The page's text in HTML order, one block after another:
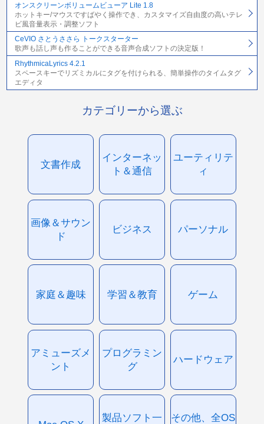
オンスクリーンボリュームビューア Lite 1.8
ホットキー/マウスですばやく操作でき、カスタマイズ自由度の高いテレ
ビ風音量表示・調整ソフト
CeVIO さとうささら トークスターター
歌声も話し声も作ることができる音声合成ソフトの決定版！
RhythmicaLyrics 4.2.1
スペースキーでリズミカルにタグを付けられる、簡単操作のタイムタグ
エディタ
カテゴリーから選ぶ
文書作成
インターネッ
ト＆通信
ユーティリテ
ィ
画像＆サウン
ド
ビジネス パーソナル
家庭＆趣味 学習＆教育 ゲーム
アミューズメ
ント
プログラミン
グ
ハードウェア
製品ソフト一
その他、全OS